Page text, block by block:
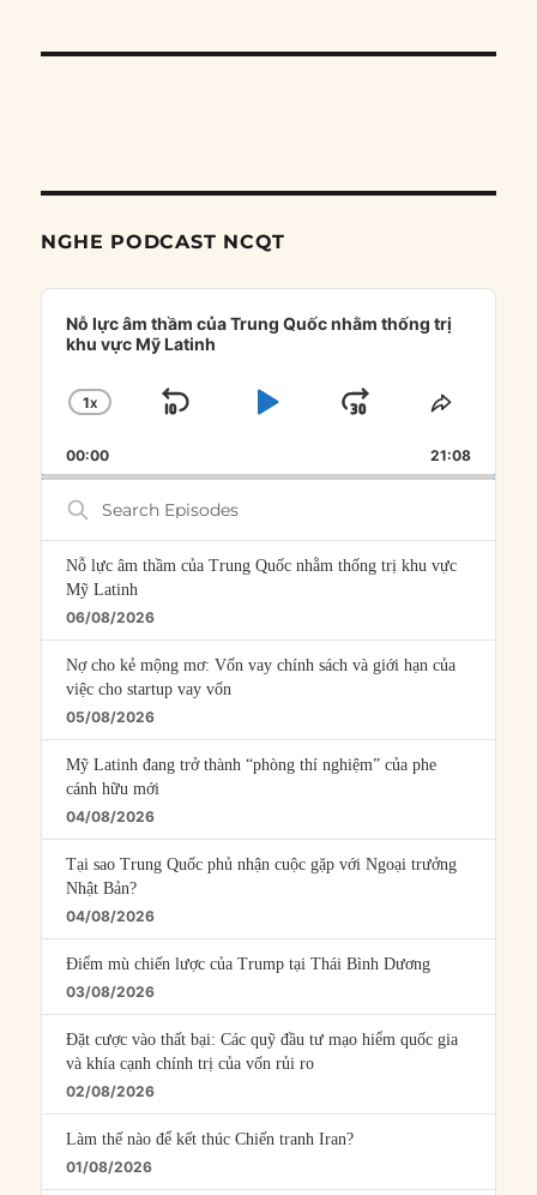
NGHE PODCAST NCQT
Audio
Player
Nỗ lực âm thầm của Trung Quốc nhằm thống trị
khu vực Mỹ Latinh
CHANGE
RATE
1X
SKIP
PLAYJUMP
FORWARD
SHARE
00:00 21:08
Search
Episodes
Nỗ lực âm thầm của Trung Quốc nhằm thống trị khu vực
Mỹ Latinh
06/08/2026
Nợ cho kẻ mộng mơ: Vốn vay chính sách và giới hạn của
việc cho startup vay vốn
05/08/2026
Mỹ Latinh đang trở thành “phòng thí nghiệm” của phe
cánh hữu mới
04/08/2026
Tại sao Trung Quốc phủ nhận cuộc gặp với Ngoại trưởng
Nhật Bản?
04/08/2026
Điểm mù chiến lược của Trump tại Thái Bình Dương
03/08/2026
Đặt cược vào thất bại: Các quỹ đầu tư mạo hiểm quốc gia
và khía cạnh chính trị của vốn rủi ro
02/08/2026
Làm thế nào để kết thúc Chiến tranh Iran?
01/08/2026